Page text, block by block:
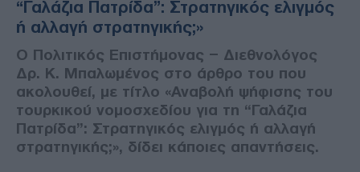
“Γαλάζια Πατρίδα”: Στρατηγικός ελιγμός
ή αλλαγή στρατηγικής;»
Ο Πολιτικός Επιστήμονας – Διεθνολόγος
Δρ. Κ. Μπαλωμένος στο άρθρο του που
ακολουθεί, με τίτλο «Αναβολή ψήφισης του
τουρκικού νομοσχεδίου για τη “Γαλάζια
Πατρίδα”: Στρατηγικός ελιγμός ή αλλαγή
στρατηγικής;», δίδει κάποιες απαντήσεις.